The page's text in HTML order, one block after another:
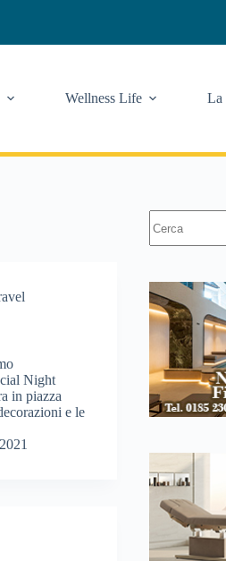
Wellness Life La
Night
in piazza
e le
risultato